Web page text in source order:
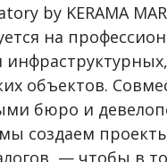
by KERAMA
на
объектов.
бюро и
создаем
— чтобы в